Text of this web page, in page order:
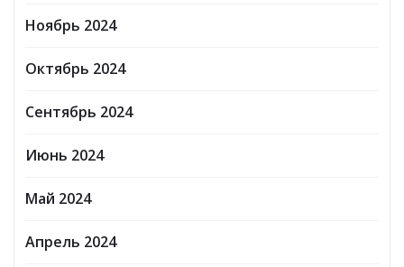
Ноябрь 2024
Октябрь 2024
Сентябрь 2024
Июнь 2024
Май 2024
Апрель 2024